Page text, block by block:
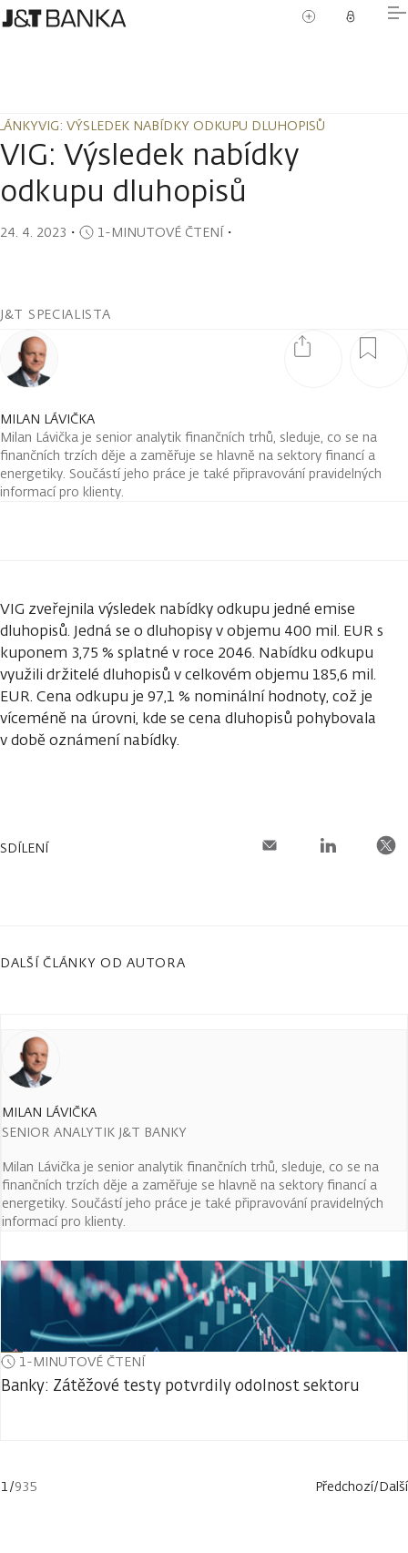
VIG: VÝSLEDEK NABÍDKY ODKUPU DLUHOPISŮ
VIG: VÝSLEDEK NABÍDKY ODKUPU DLUHOPISŮ
VIG: Výsledek nabídky
odkupu dluhopisů
24. 4. 2023 ・ 1-MINUTOVÉ ČTENÍ・
J&T SPECIALISTA
MILAN LÁVIČKA
Milan Lávička je senior analytik finančních trhů, sleduje, co se na
finančních trzích děje a zaměřuje se hlavně na sektory financí a
energetiky. Součástí jeho práce je také připravování pravidelných
informací pro klienty.
VIG zveřejnila výsledek nabídky odkupu jedné emise
dluhopisů. Jedná se o dluhopisy v objemu 400 mil. EUR s
kuponem 3,75 % splatné v roce 2046. Nabídku odkupu
využili držitelé dluhopisů v celkovém objemu 185,6 mil.
EUR. Cena odkupu je 97,1 % nominální hodnoty, což je
víceméně na úrovni, kde se cena dluhopisů pohybovala
v době oznámení nabídky.
SDÍLENÍ
DALŠÍ ČLÁNKY OD AUTORA
MILAN LÁVIČKA
SENIOR ANALYTIK J&T BANKY
Milan Lávička je senior analytik finančních trhů, sleduje, co se na
finančních trzích děje a zaměřuje se hlavně na sektory financí a
energetiky. Součástí jeho práce je také připravování pravidelných
informací pro klienty.
1-MINUTOVÉ ČTENÍ
Banky: Zátěžové testy potvrdily odolnost sektoru
1/935 Předchozí/Další